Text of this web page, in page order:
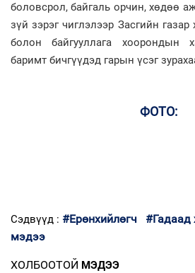
боловсрол, байгаль орчин, хөдөө аж
зүй зэрэг чиглэлээр Засгийн
болон байгууллага хоорондын
баримт бичгүүдэд гарын үсэг
ФОТО:
Сэдвүүд : #Ерөнхийлөгч #Гадаад
мэдээ
ХОЛБООТОЙ МЭДЭЭ